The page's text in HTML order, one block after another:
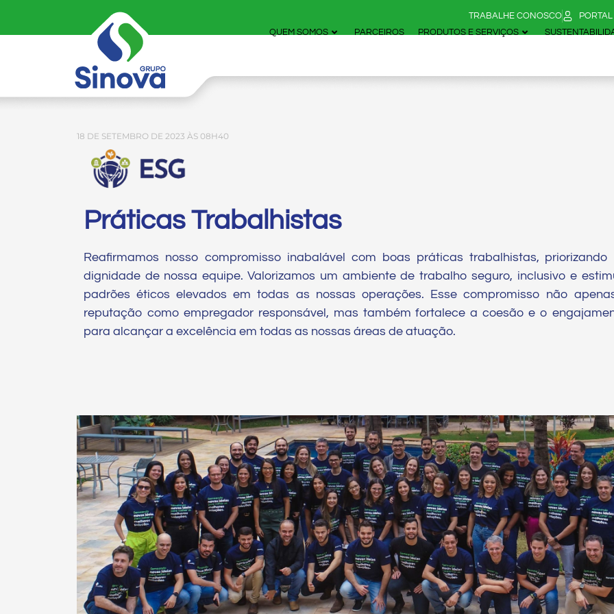
TRABALHE CONOSCO
QUEM SOMOS
PARCEIROS PRODUTOS E SERVIÇOS
18 DE SETEMBRO DE 2023 ÀS 08H40
Práticas Trabalhistas
Reafirmamos nosso compromisso inabalável com boas práticas trabalhistas,
dignidade de nossa equipe. Valorizamos um ambiente de trabalho seguro, inclusivo e
padrões éticos elevados em todas as nossas operações. Esse compromisso não
reputação como empregador responsável, mas também fortalece a coesão e o
para alcançar a excelência em todas as nossas áreas de atuação.